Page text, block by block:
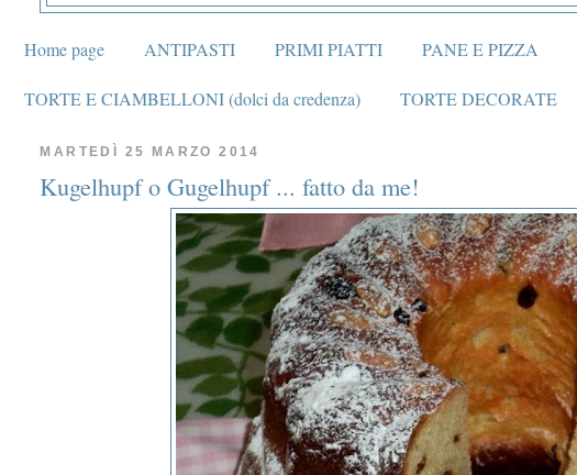
Home page ANTIPASTI PRIMI PIATTI PANE E PIZZA
TORTE E CIAMBELLONI (dolci da credenza) TORTE DECORATE
MARTEDÌ 25 MARZO 2014
Kugelhupf o Gugelhupf ... fatto da me!